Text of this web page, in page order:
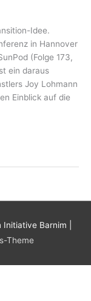
Idee.
in Hannover
(Folge 173,
ein daraus
Joy Lohmann
Einblick auf die
Initiative Barnim
Theme